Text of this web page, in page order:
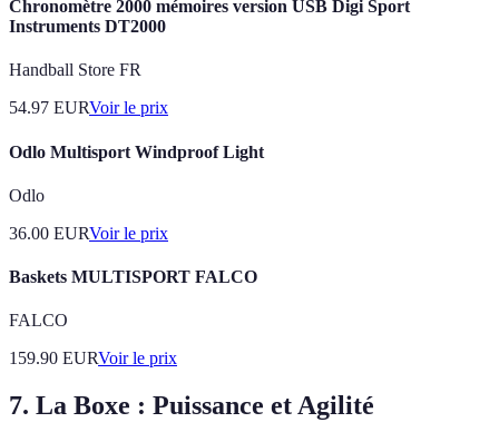
Chronomètre 2000 mémoires version USB Digi Sport
Instruments DT2000
Handball Store FR
54.97 EURVoir le prix
Odlo Multisport Windproof Light
Odlo
36.00 EURVoir le prix
Baskets MULTISPORT FALCO
FALCO
159.90 EURVoir le prix
7. La Boxe : Puissance et Agilité